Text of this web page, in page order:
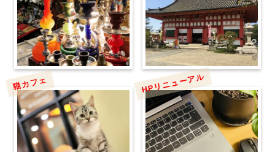
猫カフェ HPリニューアル